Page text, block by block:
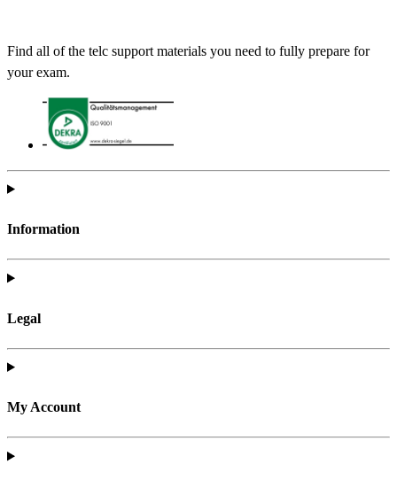
Find all of the telc support materials you need to fully prepare for
your exam.
Information
Legal
My Account